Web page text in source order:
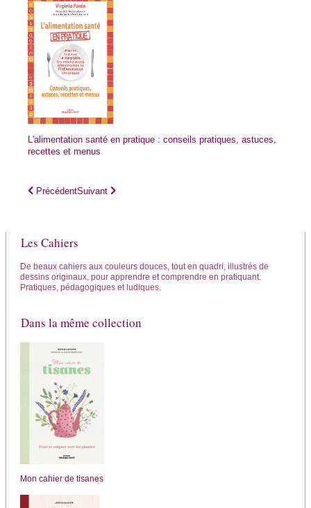
L'alimentation santé en pratique : conseils pratiques, astuces,
recettes et menus
Article précédent : Mon cahier Se libérer par le pardon
PrécédentArticle suivant : Mon cahier de recettes kombucha et kéfir
Suivant
Les Cahiers
De beaux cahiers aux couleurs douces, tout en quadri, illustrés de
dessins originaux, pour apprendre et comprendre en pratiquant.
Pratiques, pédagogiques et ludiques.
Dans la même collection
Mon cahier de tisanes